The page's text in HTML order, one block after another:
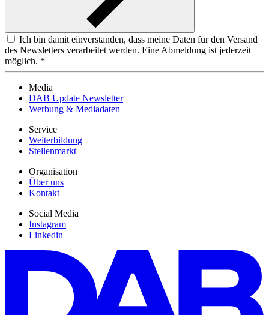
Ich bin damit einverstanden, dass meine Daten für den Versand
des Newsletters verarbeitet werden. Eine Abmeldung ist jederzeit
möglich. *
Media
DAB Update Newsletter
Werbung & Mediadaten
Service
Weiterbildung
Stellenmarkt
Organisation
Über uns
Kontakt
Social Media
Instagram
Linkedin